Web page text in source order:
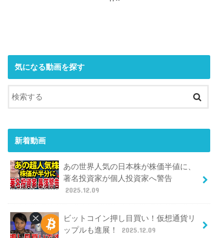
気になる動画を探す
新着動画
あの世界人気の日本株が株価半値に、
著名投資家が個人投資家へ警告
2025.12.09
ビットコイン押し目買い！仮想通貨リ
ップルも進展！
2025.12.09